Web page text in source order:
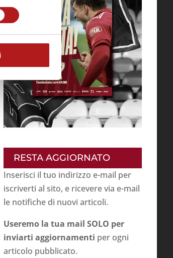
RESTA AGGIORNATO
Inserisci il tuo indirizzo e-mail per
iscriverti al sito, e ricevere via e-mail
le notifiche di nuovi articoli.
Useremo la tua mail SOLO per
inviarti aggiornamenti per ogni
articolo pubblicato.